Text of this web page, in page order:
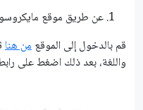
عن طريق موقع
قم بالدخول إلى الموقعمن هنا
واللغة، بعد ذلك اضغط على رابط